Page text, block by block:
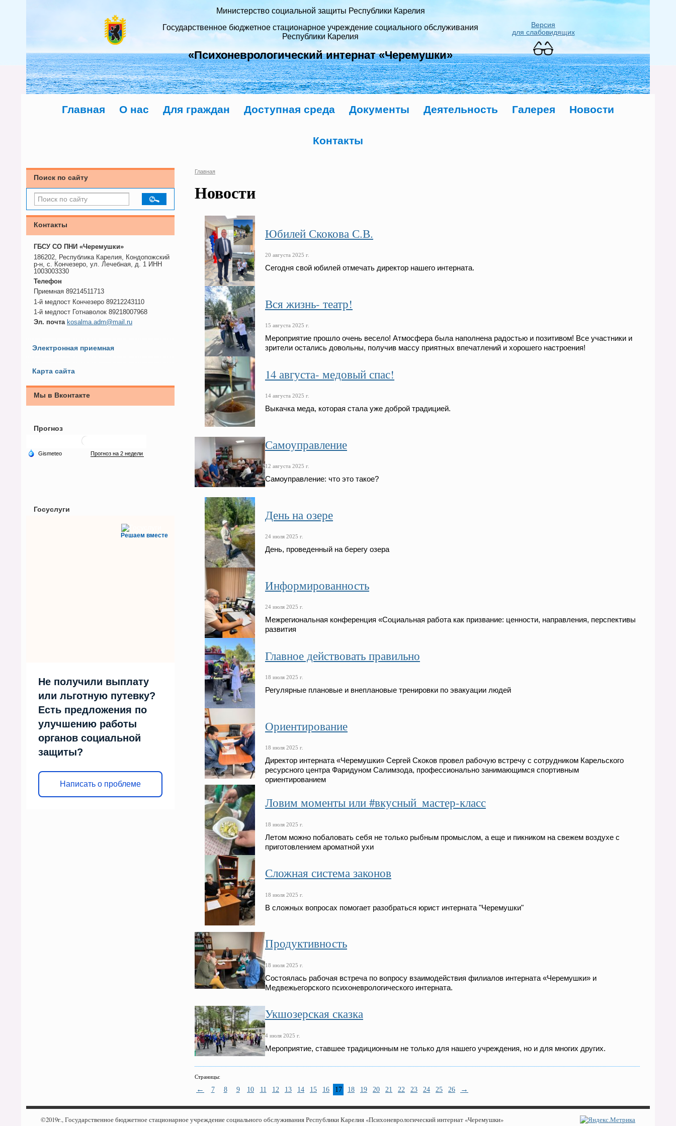
Министерство социальной защиты Республики Карелия
Государственное бюджетное стационарное учреждение социального обслуживания
Республики Карелия
«Психоневрологический интернат «Черемушки»
Версия
для слабовидящих
Главная О нас Для граждан Доступная среда Документы Деятельность Галерея Новости
Контакты
Поиск по сайту
Контакты
ГБСУ СО ПНИ «Черемушки»
186202, Республика Карелия, Кондопожский
р-н, с. Кончезеро, ул. Лечебная, д. 1 ИНН
1003003330
Телефон
Приемная 89214511713
1-й медпост Кончезеро 89212243110
1-й медпост Готнаволок 89218007968
Эл. почта kosalma.adm@mail.ru
Электронная приемная
Карта сайта
Мы в Вконтакте
Прогноз
Госуслуги
Решаем вместе
Не получили выплату
или льготную путевку?
Есть предложения по
улучшению работы
органов социальной
защиты?
Написать о проблеме
Главная
Новости
Юбилей Скокова С.В.
20 августа 2025 г.
Сегодня свой юбилей отмечать директор нашего интерната.
Вся жизнь- театр!
15 августа 2025 г.
Мероприятие прошло очень весело! Атмосфера была наполнена радостью и позитивом! Все участники и
зрители остались довольны, получив массу приятных впечатлений и хорошего настроения!
14 августа- медовый спас!
14 августа 2025 г.
Выкачка меда, которая стала уже доброй традицией.
Самоуправление
12 августа 2025 г.
Самоуправление: что это такое?
День на озере
24 июля 2025 г.
День, проведенный на берегу озера
Информированность
24 июля 2025 г.
Межрегиональная конференция «Социальная работа как призвание: ценности, направления, перспективы
развития
Главное действовать правильно
18 июля 2025 г.
Регулярные плановые и внеплановые тренировки по эвакуации людей
Ориентирование
18 июля 2025 г.
Директор интерната «Черемушки» Сергей Скоков провел рабочую встречу с сотрудником Карельского
ресурсного центра Фаридуном Салимзода, профессионально занимающимся спортивным
ориентированием
Ловим моменты или #вкусный_мастер-класс
18 июля 2025 г.
Летом можно побаловать себя не только рыбным промыслом, а еще и пикником на свежем воздухе с
приготовлением ароматной ухи
Сложная система законов
18 июля 2025 г.
В сложных вопросах помогает разобраться юрист интерната "Черемушки"
Продуктивность
18 июля 2025 г.
Состоялась рабочая встреча по вопросу взаимодействия филиалов интерната «Черемушки» и
Медвежьегорского психоневрологического интерната.
Укшозерская сказка
4 июля 2025 г.
Мероприятие, ставшее традиционным не только для нашего учреждения, но и для многих других.
Страницы:
← 7 8 9 10 11 12 13 14 15 16 17 18 19 20 21 22 23 24 25 26 →
©2019г., Государственное бюджетное стационарное учреждение социального обслуживания Республики Карелия «Психоневрологический интернат «Черемушки»